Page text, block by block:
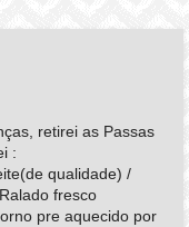
retirei as Passas
:
qualidade) /
fresco
pre aquecido por